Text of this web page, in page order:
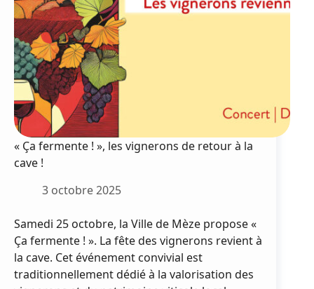
« Ça fermente ! », les vignerons de retour à la
cave !
3 octobre 2025
Samedi 25 octobre, la Ville de Mèze propose «
Ça fermente ! ». La fête des vignerons revient à
la cave. Cet événement convivial est
traditionnellement dédié à la valorisation des